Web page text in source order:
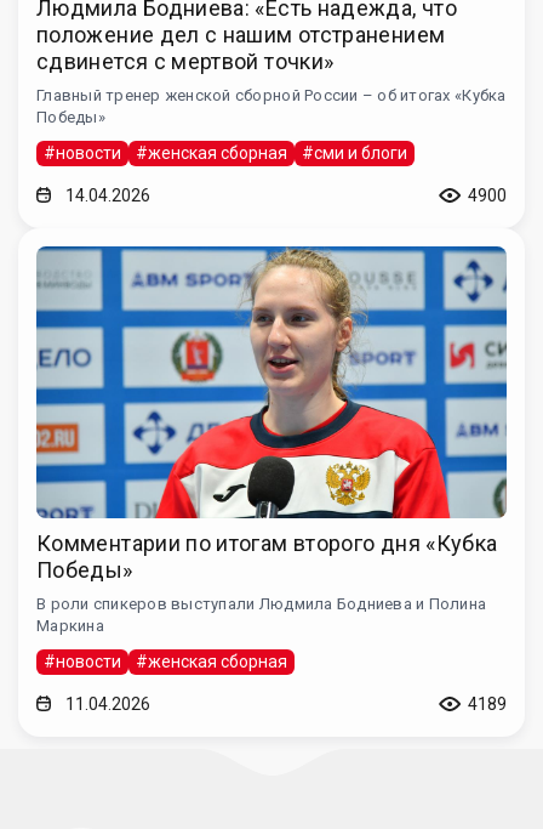
Людмила Бодниева: «Есть надежда, что
положение дел с нашим отстранением
сдвинется с мертвой точки»
Главный тренер женской сборной России – об итогах «Кубка
Победы»
#новости #женская сборная #сми и блоги
14.04.2026 4900
Комментарии по итогам второго дня «Кубка
Победы»
В роли спикеров выступали Людмила Бодниева и Полина
Маркина
#новости #женская сборная
11.04.2026 4189